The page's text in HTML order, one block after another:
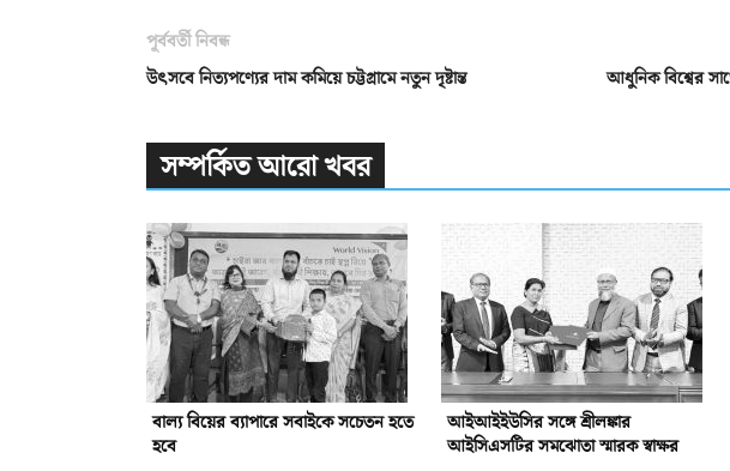
পূর্ববর্তী নিবন্ধ
উৎসবে নিত্যপণ্যের দাম কমিয়ে চট্টগ্রামে নতুন দৃষ্টান্ত
আধুনিক বিশ্বের
সম্পর্কিত আরো খবর
বাল্য বিয়ের ব্যাপারে সবাইকে সচেতন হতে
হবে
আইআইইউসির সঙ্গে শ্রীলঙ্কার
আইসিএসটির সমঝোতা স্মারক স্বাক্ষর